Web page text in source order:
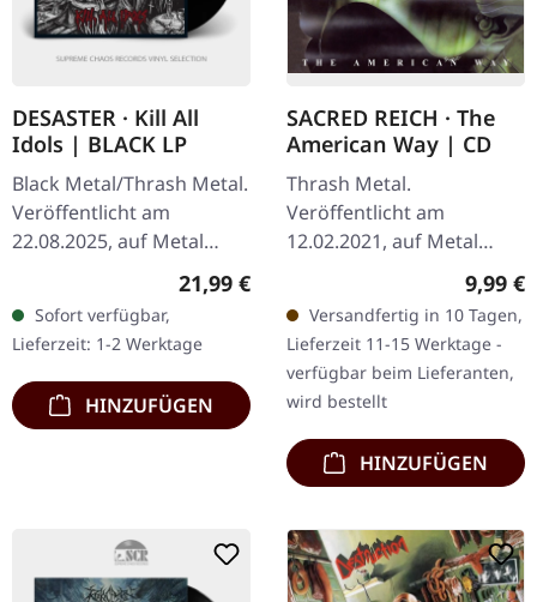
DESASTER · Kill All
Idols | BLACK LP
Black Metal/Thrash Metal.
Veröffentlicht am
22.08.2025, auf Metal
Blade Records. Schwarzes
Vinyl mit 4-seitigem
Booklet und Download-
Karte.…
Regulärer Preis:
21,99 €
Sofort verfügbar,
Lieferzeit: 1-2 Werktage
HINZUFÜGEN
SACRED REICH · The
American Way | CD
Thrash Metal.
Veröffentlicht am
12.02.2021, auf Metal
Wiederveröffentlichung
Veröffentlicht im Jahr
1990 fängt "The…
9,99 €
Versandfertig in 10 Tagen,
Lieferzeit 11-15 Werktage -
verfügbar beim Lieferanten,
wird bestellt
HINZUFÜGEN